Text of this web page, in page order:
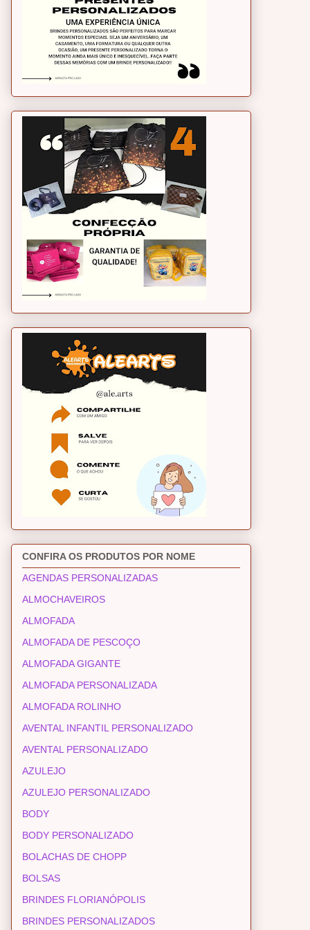
CONFIRA OS PRODUTOS POR NOME
AGENDAS PERSONALIZADAS
ALMOCHAVEIROS
ALMOFADA
ALMOFADA DE PESCOÇO
ALMOFADA GIGANTE
ALMOFADA PERSONALIZADA
ALMOFADA ROLINHO
AVENTAL INFANTIL PERSONALIZADO
AVENTAL PERSONALIZADO
AZULEJO
AZULEJO PERSONALIZADO
BODY
BODY PERSONALIZADO
BOLACHAS DE CHOPP
BOLSAS
BRINDES FLORIANÓPOLIS
BRINDES PERSONALIZADOS